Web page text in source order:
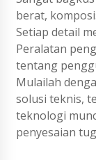
berat,
Setiap detail
Peralatan
tentang
Mulailah
solusi teknis,
teknologi
penyesaian